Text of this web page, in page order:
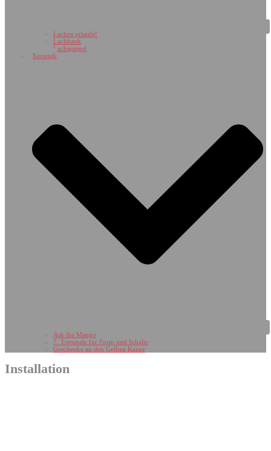
Lachen erlaubt!
Lachbank
Lachspiegel
Keramik
Ask the Mango
7. Triennale für Form und Inhalte
Geschenke an den Gelben Kaiser
Installation